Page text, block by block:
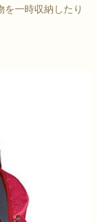
一時収納したり